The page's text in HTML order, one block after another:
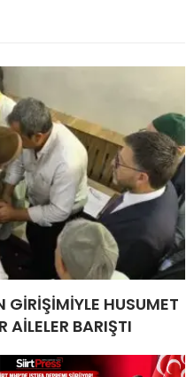
GİRİŞİMİYLE HUSUMET
AİLELER BARIŞTI